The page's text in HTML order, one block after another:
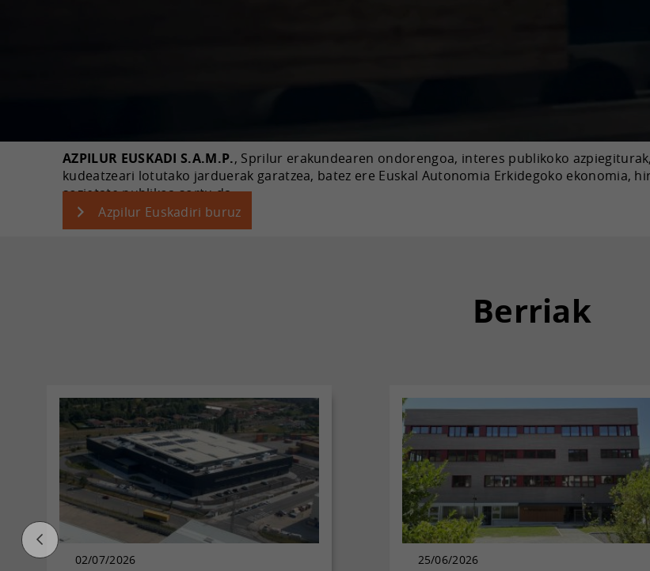
AZPILUR EUSKADI S.A.M.P., Sprilur erakundearen ondorengoa, interes publikoko
kudeatzeari lotutako jarduerak garatzea, batez ere Euskal Autonomia Erkidegoko ekonomia,
sozietate publikoa sortu da.
Azpilur Euskadiri buruz
Berriak
02/07/2026 25/06/2026